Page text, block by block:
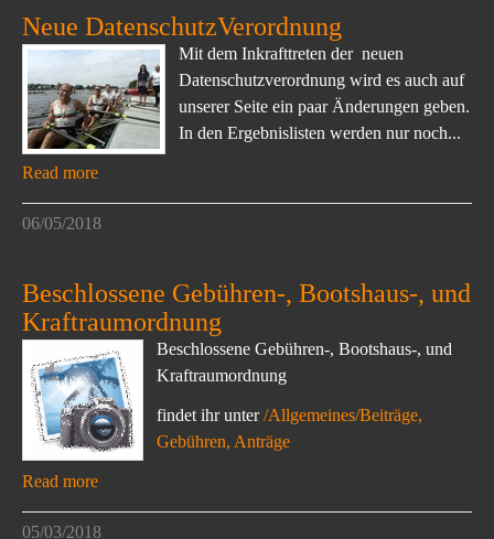
Neue DatenschutzVerordnung
Mit dem Inkrafttreten der neuen
Datenschutzverordnung wird es auch auf
unserer Seite ein paar Änderungen geben.
In den Ergebnislisten werden nur noch...
Read more
06/05/2018
Beschlossene Gebühren-, Bootshaus-, und
Kraftraumordnung
Beschlossene Gebühren-, Bootshaus-, und
Kraftraumordnung
findet ihr unter/Allgemeines/Beiträge,
Gebühren, Anträge
Read more
05/03/2018